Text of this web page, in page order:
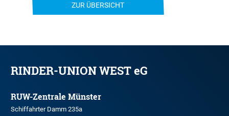
ZUR ÜBERSICHT
RINDER-UNION WEST eG
RUW-Zentrale Münster
Schiffahrter Damm 235a